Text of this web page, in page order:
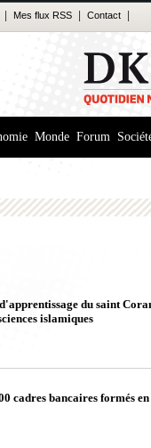
Mes flux RSS Contact
Monde Forum
du saint
islamiques
cadres bancaires formés en